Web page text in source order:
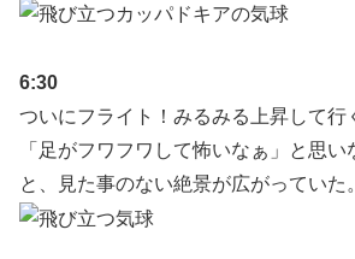
6:30
ついにフライト！みるみる上昇して行
「足がフワフワして怖いなぁ」と思い
と、見た事のない絶景が広がっていた。